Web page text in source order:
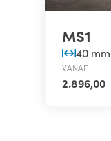
MS1
40 mm
VANAF
2.896,00